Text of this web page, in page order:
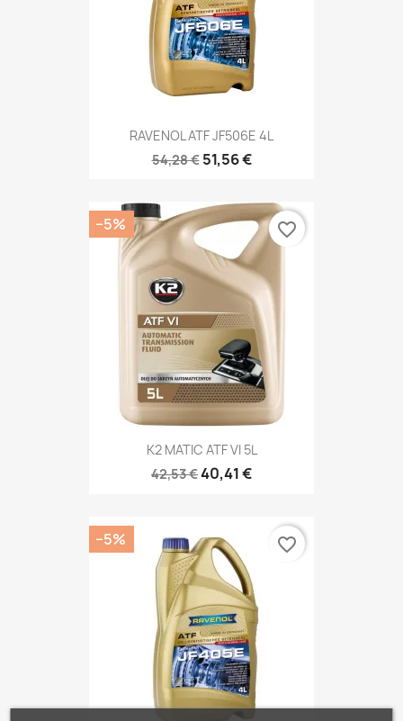
RAVENOL ATF JF506E 4L
54,28 € 51,56 €
K2 MATIC ATF VI 5L
42,53 €40,41 €
−5% favorite_border
−5% favorite_border